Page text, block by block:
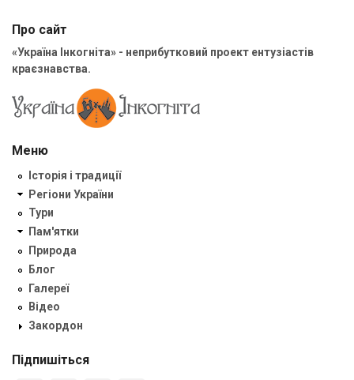
Про сайт
«Україна Інкогніта» - неприбутковий проект ентузіастів
краєзнавства.
Меню
Історія і традиції
Регіони України
Тури
Пам'ятки
Природа
Блог
Галереї
Відео
Закордон
Підпишіться